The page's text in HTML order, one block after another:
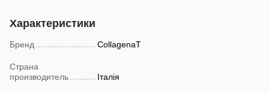
Характеристики
Бренд CollagenaT
Страна
производитель
Італія